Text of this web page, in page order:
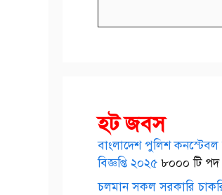
হট জবস
বাংলাদেশ পুলিশ
বিজ্ঞপ্তি ২০২৫ ৮০০০ টি পদ
চলমান সকল সরকারি